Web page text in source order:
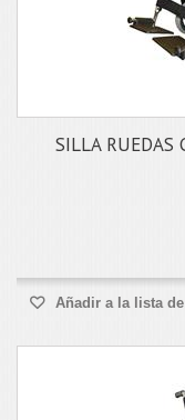
SILLA RUEDAS
Añadir a la lista